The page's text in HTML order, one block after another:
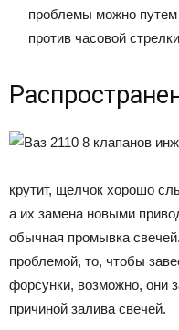
проблемы можно
против часовой
крутит, щелчок хорошо
а их замена новыми
обычная промывка
проблемой, то, чтобы
форсунки, возможно, они
причиной залива свечей.